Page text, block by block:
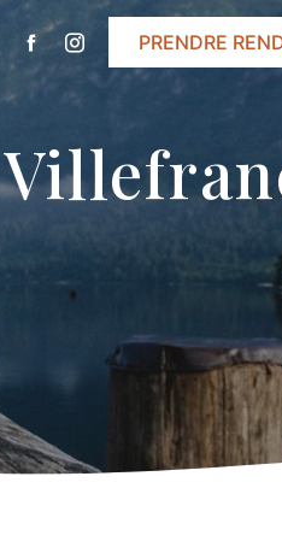
PRENDRE